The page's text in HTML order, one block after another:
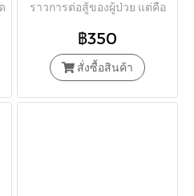
ราวการต่อสู้ของผู้ป่วย แต่คือ
กล้าหาญของมนุษย์
฿350
สั่งซื้อสินค้า